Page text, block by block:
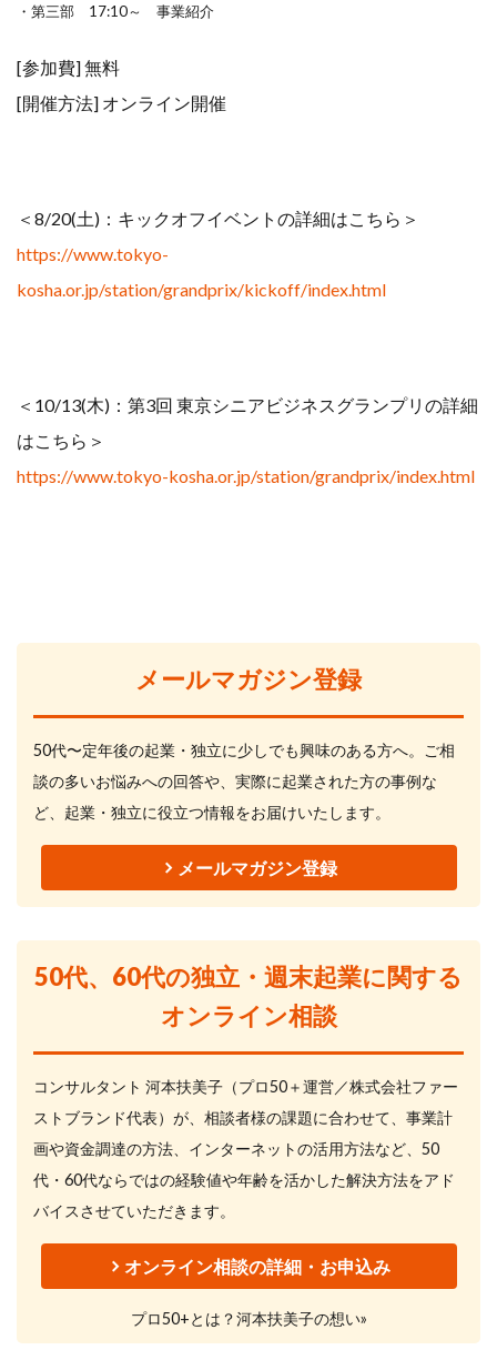
・第三部 17:10～ 事業紹介
[参加費] 無料
[開催方法] オンライン開催
＜8/20(土)： キックオフイベントの詳細はこちら＞
https://www.tokyo-
kosha.or.jp/station/grandprix/kickoff/index.html
＜10/13(木)：第3回 東京シニアビジネスグランプリの詳細
はこちら＞
https://www.tokyo-kosha.or.jp/station/grandprix/index.html
メールマガジン登録
50代〜定年後の起業・独立に少しでも興味のある方へ。ご相
談の多いお悩みへの回答や、実際に起業された方の事例な
ど、起業・独立に役立つ情報をお届けいたします。
メールマガジン登録
50代、60代の独立・週末起業に関する
オンライン相談
コンサルタント 河本扶美子（プロ50＋運営／株式会社ファー
ストブランド代表）が、相談者様の課題に合わせて、事業計
画や資金調達の方法、インターネットの活用方法など、50
代・60代ならではの経験値や年齢を活かした解決方法をアド
バイスさせていただきます。
オンライン相談の詳細・お申込み
プロ50+とは？河本扶美子の想い»